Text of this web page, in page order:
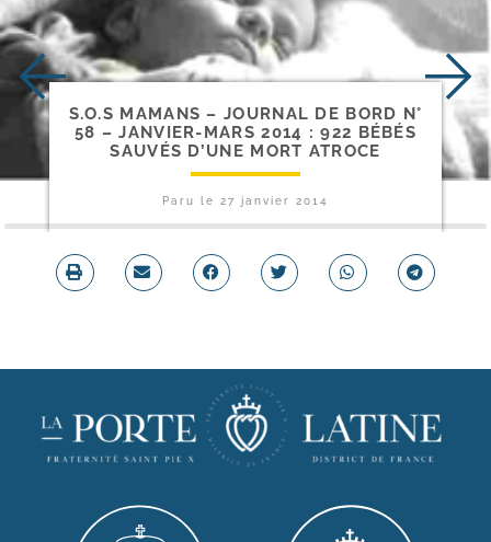
S.O.S MAMANS – JOURNAL DE BORD N°
58 – JANVIER-​MARS 2014 : 922 BÉBÉS
SAUVÉS D’UNE MORT ATROCE
Paru le 27 janvier 2014